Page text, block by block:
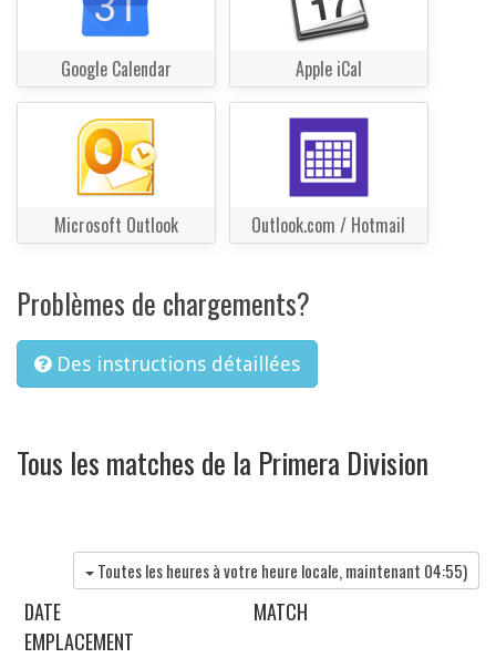
Google Calendar Apple iCal
Microsoft Outlook Outlook.com / Hotmail
Problèmes de chargements?
Des instructions détaillées
Tous les matches de la Primera Division
Toutes les heures à votre heure locale, maintenant 04:55)
DATE
MATCH
EMPLACEMENT